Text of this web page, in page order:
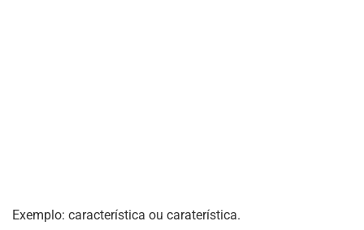
Exemplo: característica ou caraterística.